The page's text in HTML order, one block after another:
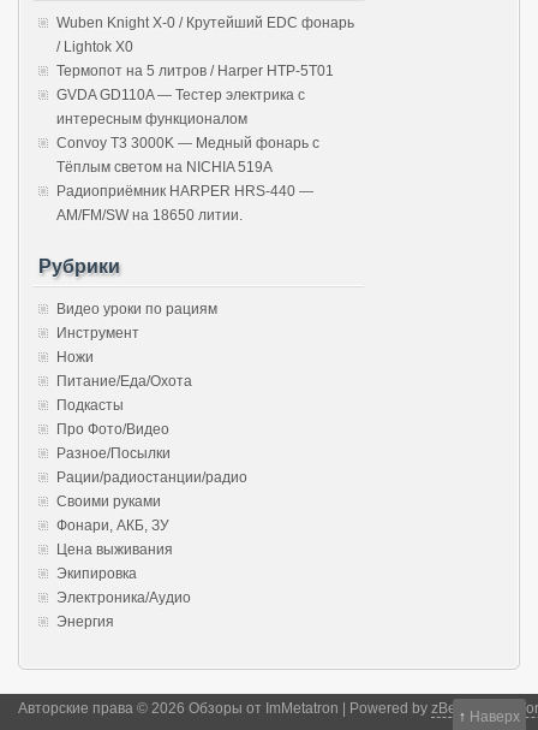
Wuben Knight X-0 / Крутейший EDC фонарь
/ Lightok X0
Термопот на 5 литров / Harper HTP-5T01
GVDA GD110A — Тестер электрика с
интересным функционалом
Convoy T3 3000K — Медный фонарь с
Тёплым светом на NICHIA 519A
Радиоприёмник HARPER HRS-440 —
AM/FM/SW на 18650 литии.
Рубрики
Видео уроки по рациям
Инструмент
Ножи
Питание/Еда/Охота
Подкасты
Про Фото/Видео
Разное/Посылки
Рации/радиостанции/радио
Своими руками
Фонари, АКБ, ЗУ
Цена выживания
Экипировка
Электроника/Аудио
Энергия
Авторские права © 2026 Обзоры от ImMetatron | Powered by zBench
↑ Наверх